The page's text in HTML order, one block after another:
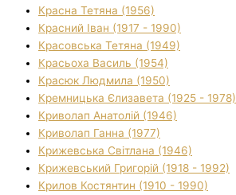
Красна Тетяна (1956)
Красний Іван (1917 - 1990)
Красовська Тетяна (1949)
Красьоха Василь (1954)
Красюк Людмила (1950)
Кремницька Єлизавета (1925 - 1978)
Криволап Анатолій (1946)
Криволап Ганна (1977)
Крижевська Світлана (1946)
Крижевський Григорій (1918 - 1992)
Крилов Костянтин (1910 - 1990)